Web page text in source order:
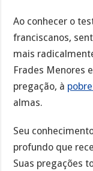
Ao conhecer o
franciscanos,
mais
Frades Menores
pregação, à
almas.
Seu
profundo que
Suas pregações